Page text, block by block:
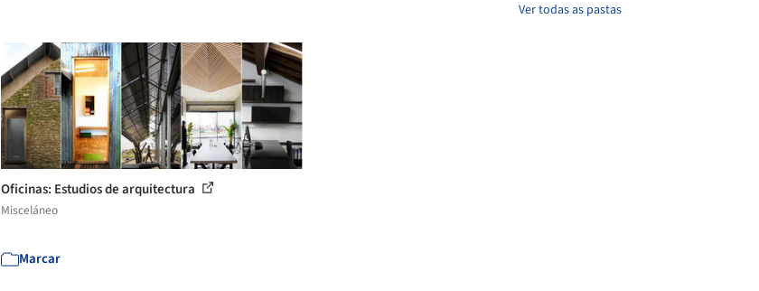
Ver todas as pastas
Oficinas: Estudios de arquitectura
Misceláneo
Marcar